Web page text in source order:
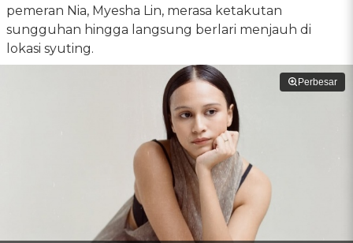
pemeran Nia, Myesha Lin, merasa ketakutan
sungguhan hingga langsung berlari menjauh di
lokasi syuting.
Perbesar